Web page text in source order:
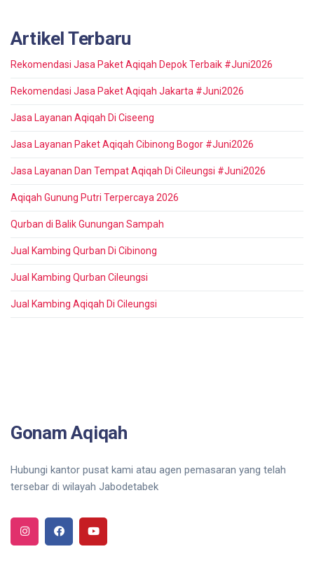
Artikel Terbaru
Rekomendasi Jasa Paket Aqiqah Depok Terbaik #Juni2026
Rekomendasi Jasa Paket Aqiqah Jakarta #Juni2026
Jasa Layanan Aqiqah Di Ciseeng
Jasa Layanan Paket Aqiqah Cibinong Bogor #Juni2026
Jasa Layanan Dan Tempat Aqiqah Di Cileungsi #Juni2026
Aqiqah Gunung Putri Terpercaya 2026
Qurban di Balik Gunungan Sampah
Jual Kambing Qurban Di Cibinong
Jual Kambing Qurban Cileungsi
Jual Kambing Aqiqah Di Cileungsi
Gonam Aqiqah
Hubungi kantor pusat kami atau agen pemasaran yang telah
tersebar di wilayah Jabodetabek